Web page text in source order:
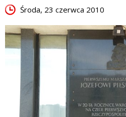
Środa, 23 czerwca 2010